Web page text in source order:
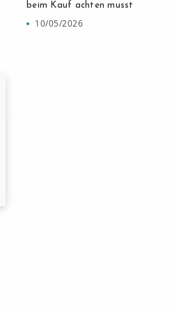
beim Kauf achten musst
10/05/2026